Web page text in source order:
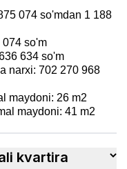
074 so'mdan 1 188
so'm
634 so'm
narxi: 702 270 968
maydoni: 26 m2
maydoni: 41 m2
kvartira